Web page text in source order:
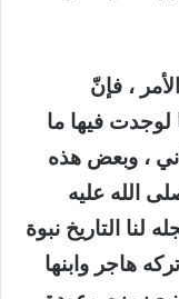
، فإنّ
لوجدت فيها ما
، وبعض هذه
الله عليه
التاريخ نبوة
هاجر وابنها